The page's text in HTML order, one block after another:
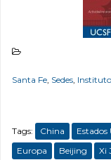
Santa Fe, Sedes,
Tags: China Estados
Europa
Beijing Xi